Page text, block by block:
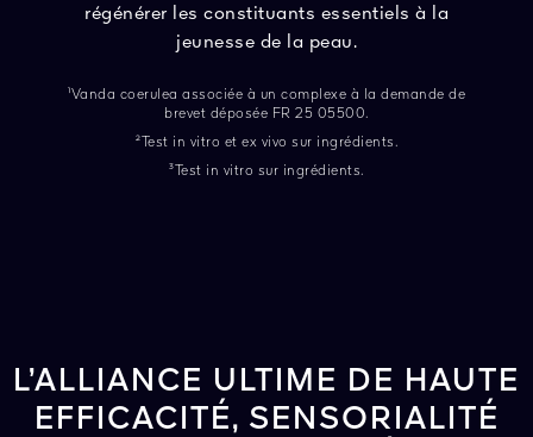
régénérer les constituants essentiels à la
jeunesse de la peau.
¹Vanda coerulea associée à un complexe à la demande de
brevet déposée FR 25 05500.
²Test in vitro et ex vivo sur ingrédients.
³Test in vitro sur ingrédients.
L’ALLIANCE ULTIME DE HAUTE
EFFICACITÉ, SENSORIALITÉ